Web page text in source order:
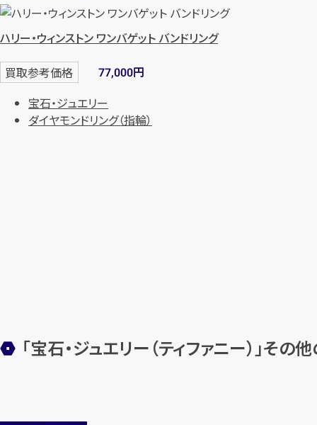
ハリー・ウィンストン ワンバゲット バンドリング
買取参考価格 77,000円
宝石・ジュエリー
ダイヤモンドリング（指輪）
「宝石・ジュエリー（ティファニー）」そ